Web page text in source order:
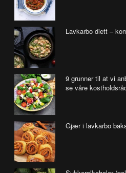
Lavkarbo diett –
9 grunner til at vi
se våre
Gjær i lavkarbo